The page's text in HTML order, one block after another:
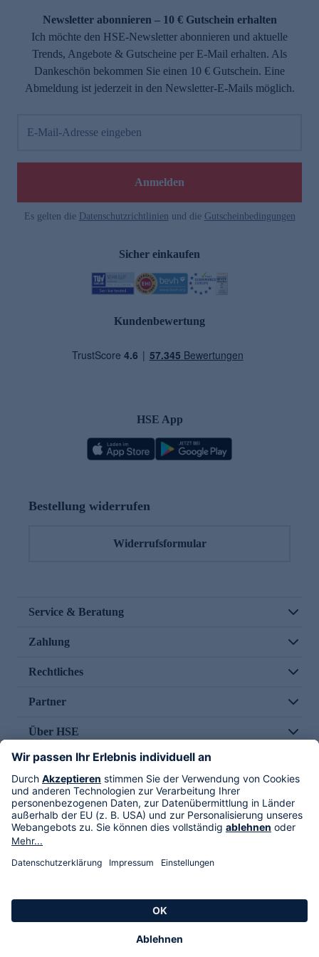
Newsletter abonnieren – 10 € Gutschein erhalten
Ich möchte den HSE-Newsletter abonnieren und aktuelle
Trends, Angebote & Gutscheine per E-Mail erhalten. Als
Dankeschön bekommen Sie einen 10 € Gutschein. Eine
Abmeldung ist jederzeit in den Newsletter-E-Mails möglich.
E-Mail-Adresse eingeben
Anmelden
Es gelten die Datenschutzrichtlinien und die Gutscheinbedingungen
Sicher einkaufen
Kundenbewertung
HSE App
Bestellung widerrufen
Widerrufsformular
Service & Beratung
Zahlung
Rechtliches
Partner
Über HSE
Im TV
HSE International